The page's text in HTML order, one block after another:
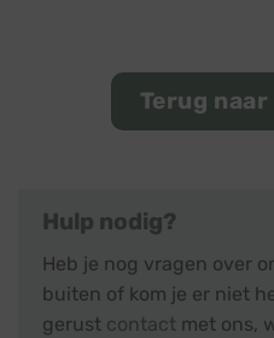
Terug
Hulp nodig?
Heb je nog vragen over
buiten of kom je er niet
gerust contact met ons,